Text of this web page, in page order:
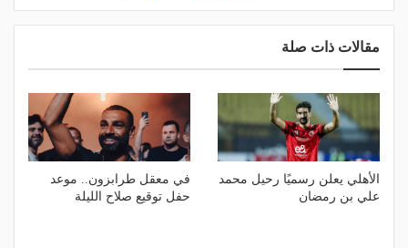
مقالات ذات صلة
الأهلي يعلن رسميًا رحيل محمد
علي بن رمضان
في معقل طرابزون.. موعد
حفل توقيع صلاح الليلة